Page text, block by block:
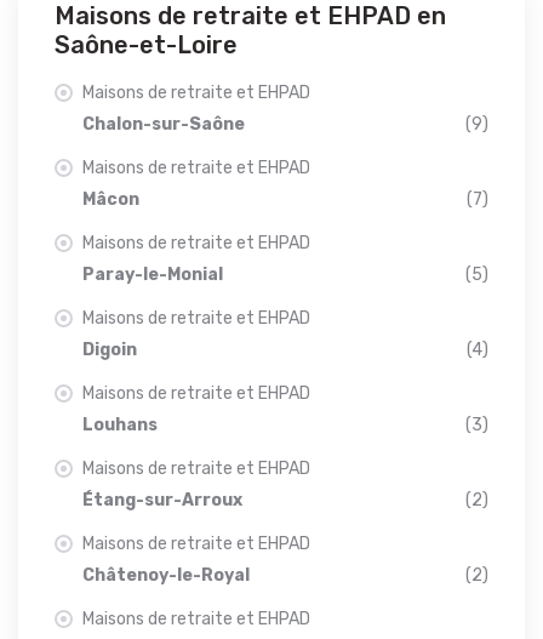
Maisons de retraite et EHPAD en
Saône-et-Loire
Maisons de retraite et EHPAD
Chalon-sur-Saône
(9)
Maisons de retraite et EHPAD
Mâcon
(7)
Maisons de retraite et EHPAD
Paray-le-Monial
(5)
Maisons de retraite et EHPAD
Digoin
(4)
Maisons de retraite et EHPAD
Louhans
(3)
Maisons de retraite et EHPAD
Étang-sur-Arroux
(2)
Maisons de retraite et EHPAD
Châtenoy-le-Royal
(2)
Maisons de retraite et EHPAD